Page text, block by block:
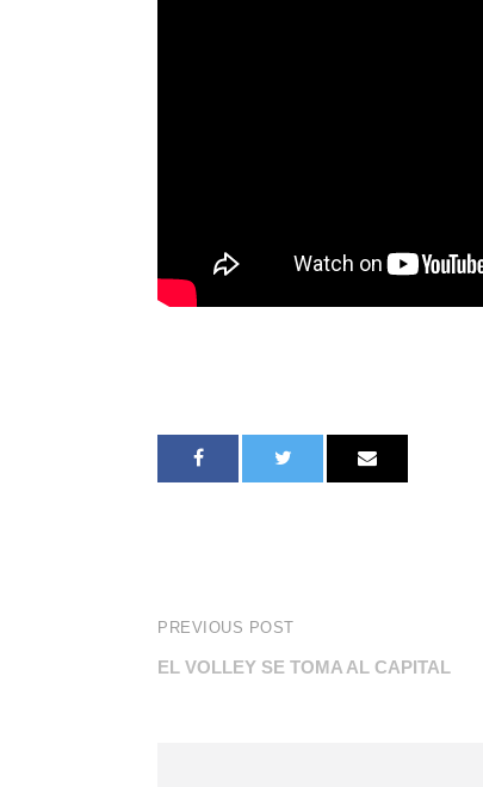
PREVIOUS POST
EL VOLLEY SE TOMA AL CAPITAL